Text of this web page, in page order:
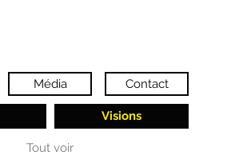
Média Contact
Visions
Tout voir